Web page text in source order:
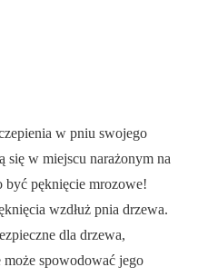
w pniu swojego
się w miejscu narażonym na
być pęknięcie mrozowe!
wzdłuż pnia drzewa.
dla drzewa,
spowodować jego